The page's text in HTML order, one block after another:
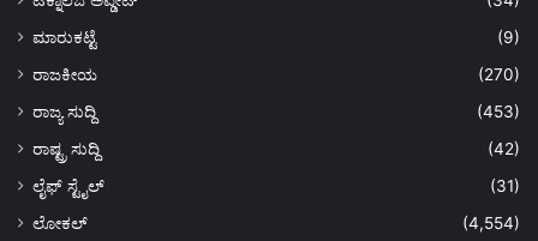
ಮಾರುಕಟ್ಟೆ
(9)
ರಾಜಕೀಯ
(270)
ರಾಜ್ಯ ಸುದ್ದಿ
(453)
ರಾಷ್ಟ್ರ ಸುದ್ದಿ
(42)
ಲೈಫ್ ಸ್ಟೈಲ್
(31)
ಲೋಕಲ್
(4,554)